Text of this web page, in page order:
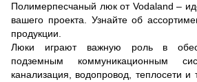
Полимерпесчаный люк от Vodaland –
вашего проекта. Узнайте об
продукции.
Люки играют важную роль в
подземным коммуникационным
канализация, водопровод, теплосети